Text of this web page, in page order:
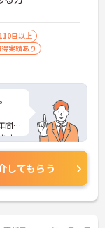
通
とい
長
長
講
が
シ
日以上
実績あり
間
す
ま
してもらう